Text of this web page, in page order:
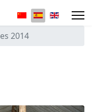
Seleccione su
2014